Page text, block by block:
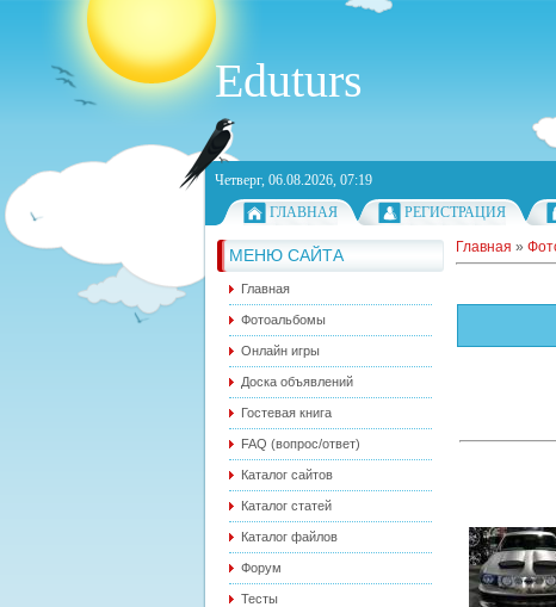
Eduturs
Четверг, 06.08.2026, 07:19
ГЛАВНАЯ
РЕГИСТРАЦИЯ
МЕНЮ САЙТА
Главная
Фотоальбомы
Онлайн игры
Доска объявлений
Гостевая книга
FAQ (вопрос/ответ)
Каталог сайтов
Каталог статей
Каталог файлов
Форум
Тесты
Главная »